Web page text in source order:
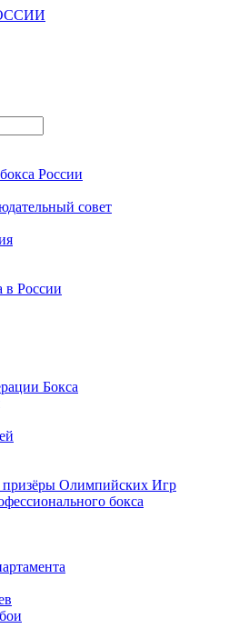
России
совет
в России
Бокса
призёры Олимпийских Игр
бокса